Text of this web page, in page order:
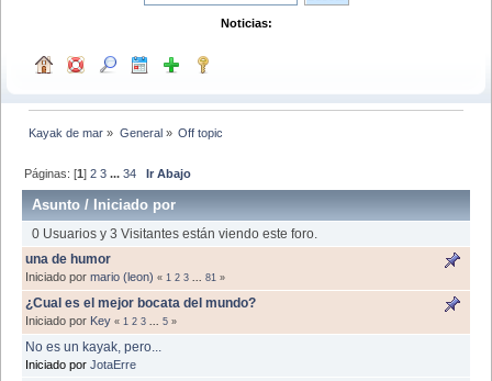
Noticias:
Kayak de mar » General» Off topic
Páginas: [1]2 3 ...34 Ir Abajo
Asunto / Iniciado por
0 Usuarios y 3 Visitantes están viendo este foro.
una de humor
Iniciado por mario (leon) « 1 2 3 ... 81 »
¿Cual es el mejor bocata del mundo?
Iniciado por Key « 1 2 3 ... 5 »
No es un kayak, pero...
Iniciado por JotaErre